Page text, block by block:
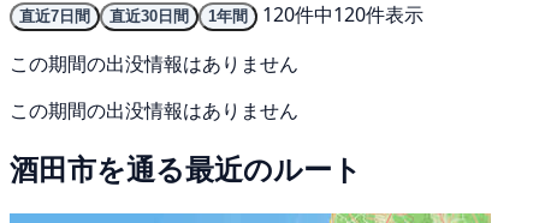
直近7日間 直近30日間 1年間
120件中120件表示
この期間の出没情報はありません
この期間の出没情報はありません
酒田市を通る最近のルート